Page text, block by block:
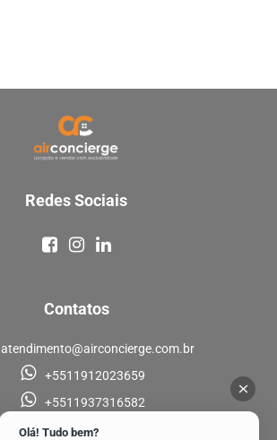
Redes Sociais
Contatos
atendimento@airconcierge.com.br
+5511912023659
+5511937316582
Olá! Tudo bem?